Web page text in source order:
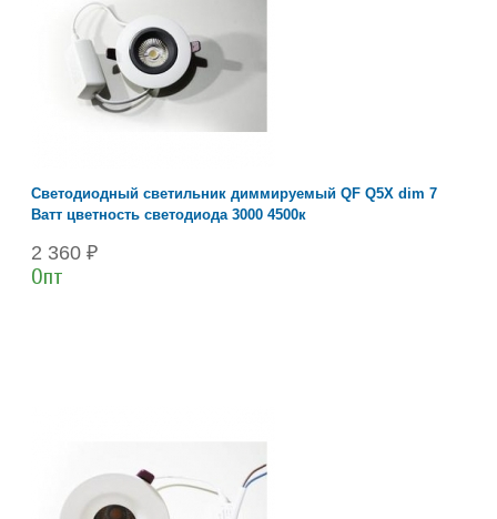
Светодиодный светильник диммируемый QF Q5X dim 7
Ватт цветность светодиода 3000 4500к
2 360 ₽
Опт